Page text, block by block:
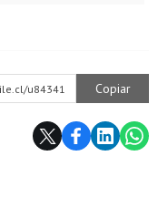
u84341 Copiar